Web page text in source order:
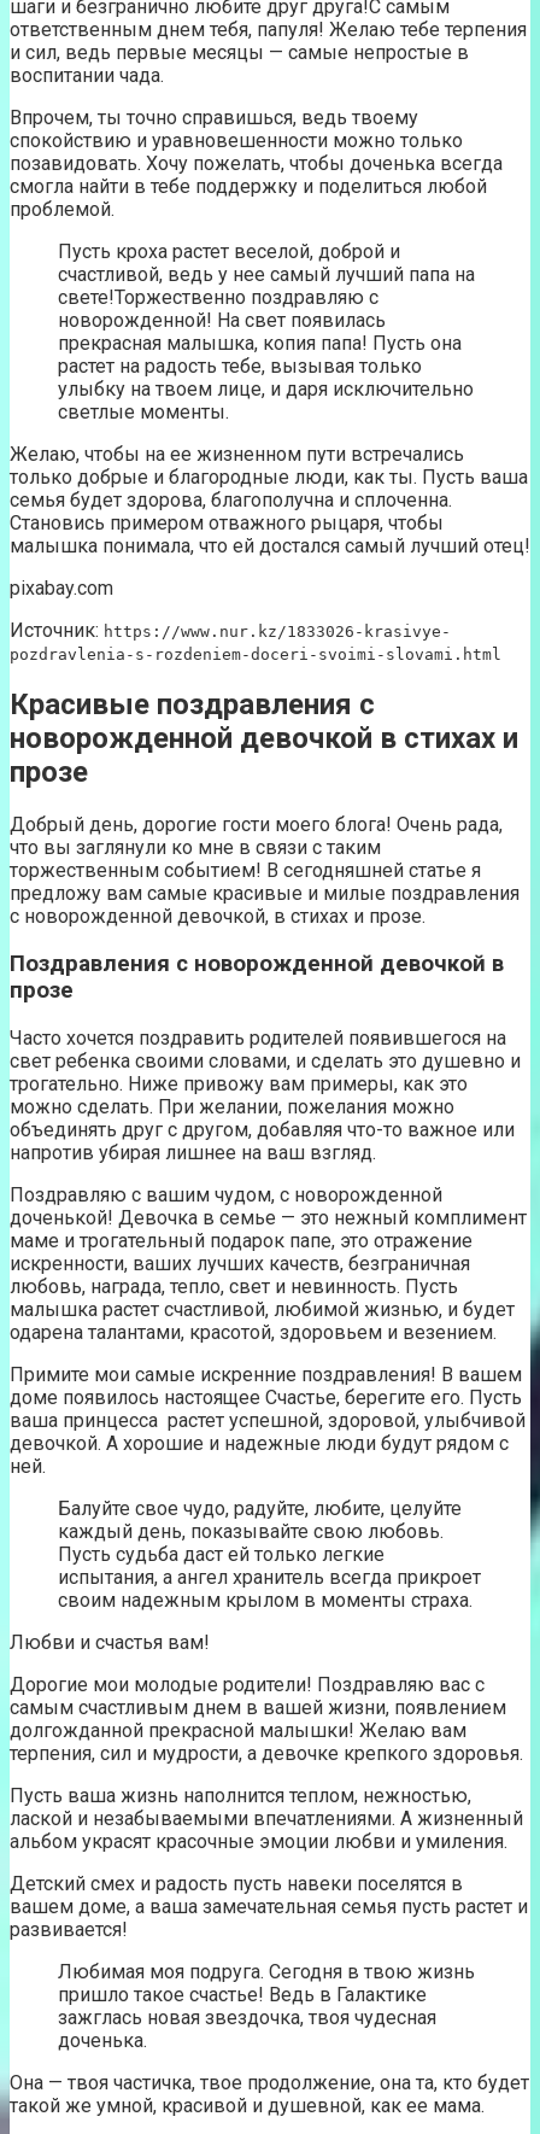
шаги и безгранично любите друг друга!С самым
ответственным днем тебя, папуля! Желаю тебе терпения
и сил, ведь первые месяцы — самые непростые в
воспитании чада.
Впрочем, ты точно справишься, ведь твоему
спокойствию и уравновешенности можно только
позавидовать. Хочу пожелать, чтобы доченька всегда
смогла найти в тебе поддержку и поделиться любой
проблемой.
Пусть кроха растет веселой, доброй и
счастливой, ведь у нее самый лучший папа на
свете!Торжественно поздравляю с
новорожденной! На свет появилась
прекрасная малышка, копия папа! Пусть она
растет на радость тебе, вызывая только
улыбку на твоем лице, и даря исключительно
светлые моменты.
Желаю, чтобы на ее жизненном пути встречались
только добрые и благородные люди, как ты. Пусть ваша
семья будет здорова, благополучна и сплоченна.
Становись примером отважного рыцаря, чтобы
малышка понимала, что ей достался самый лучший отец!
pixabay.com
Источник: https://www.nur.kz/1833026-krasivye-
pozdravlenia-s-rozdeniem-doceri-svoimi-slovami.html
Красивые поздравления с
новорожденной девочкой в стихах и
прозе
Добрый день, дорогие гости моего блога! Очень рада,
что вы заглянули ко мне в связи с таким
торжественным событием! В сегодняшней статье я
предложу вам самые красивые и милые поздравления
с новорожденной девочкой, в стихах и прозе.
Поздравления с новорожденной девочкой в
прозе
Часто хочется поздравить родителей появившегося на
свет ребенка своими словами, и сделать это душевно и
трогательно. Ниже привожу вам примеры, как это
можно сделать. При желании, пожелания можно
объединять друг с другом, добавляя что-то важное или
напротив убирая лишнее на ваш взгляд.
Поздравляю с вашим чудом, с новорожденной
доченькой! Девочка в семье — это нежный комплимент
маме и трогательный подарок папе, это отражение
искренности, ваших лучших качеств, безграничная
любовь, награда, тепло, свет и невинность. Пусть
малышка растет счастливой, любимой жизнью, и будет
одарена талантами, красотой, здоровьем и везением.
Примите мои самые искренние поздравления! В вашем
доме появилось настоящее Счастье, берегите его. Пусть
ваша принцесса растет успешной, здоровой, улыбчивой
девочкой. А хорошие и надежные люди будут рядом с
ней.
Балуйте свое чудо, радуйте, любите, целуйте
каждый день, показывайте свою любовь.
Пусть судьба даст ей только легкие
испытания, а ангел хранитель всегда прикроет
своим надежным крылом в моменты страха.
Любви и счастья вам!
Дорогие мои молодые родители! Поздравляю вас с
самым счастливым днем в вашей жизни, появлением
долгожданной прекрасной малышки! Желаю вам
терпения, сил и мудрости, а девочке крепкого здоровья.
Пусть ваша жизнь наполнится теплом, нежностью,
лаской и незабываемыми впечатлениями. А жизненный
альбом украсят красочные эмоции любви и умиления.
Детский смех и радость пусть навеки поселятся в
вашем доме, а ваша замечательная семья пусть растет и
развивается!
Любимая моя подруга. Сегодня в твою жизнь
пришло такое счастье! Ведь в Галактике
зажглась новая звездочка, твоя чудесная
доченька.
Она — твоя частичка, твое продолжение, она та, кто будет
такой же умной, красивой и душевной, как ее мама.